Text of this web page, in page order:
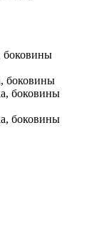
боковины
боковины
боковины
боковины